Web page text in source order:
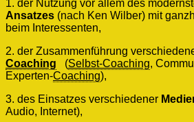
1. der Nutzung vor allem des
Ansatzes (nach Ken Wilber) mit
beim Interessenten,
2. der Zusammenführung
Coaching (Selbst-Coaching,
Experten-Coaching),
3. des Einsatzes verschiedener
Audio, Internet),